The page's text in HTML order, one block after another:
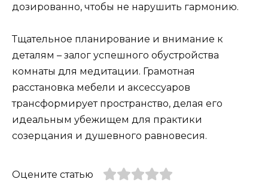
дозированно, чтобы не нарушить гармонию.
Тщательное планирование и внимание к
деталям – залог успешного обустройства
комнаты для медитации. Грамотная
расстановка мебели и аксессуаров
трансформирует пространство, делая его
идеальным убежищем для практики
созерцания и душевного равновесия.
Оцените статью